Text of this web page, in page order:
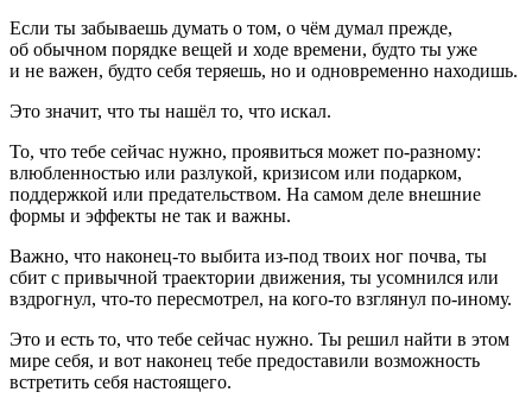
Если ты забываешь думать о том, о чём думал прежде,
об обычном порядке вещей и ходе времени, будто ты уже
и не важен, будто себя теряешь, но и одновременно находишь.
Это значит, что ты нашёл то, что искал.
То, что тебе сейчас нужно, проявиться может по-разному:
влюбленностью или разлукой, кризисом или подарком,
поддержкой или предательством. На самом деле внешние
формы и эффекты не так и важны.
Важно, что наконец-то выбита из-под твоих ног почва, ты
сбит с привычной траектории движения, ты усомнился или
вздрогнул, что-то пересмотрел, на кого-то взглянул по-иному.
Это и есть то, что тебе сейчас нужно. Ты решил найти в этом
мире себя, и вот наконец тебе предоставили возможность
встретить себя настоящего.